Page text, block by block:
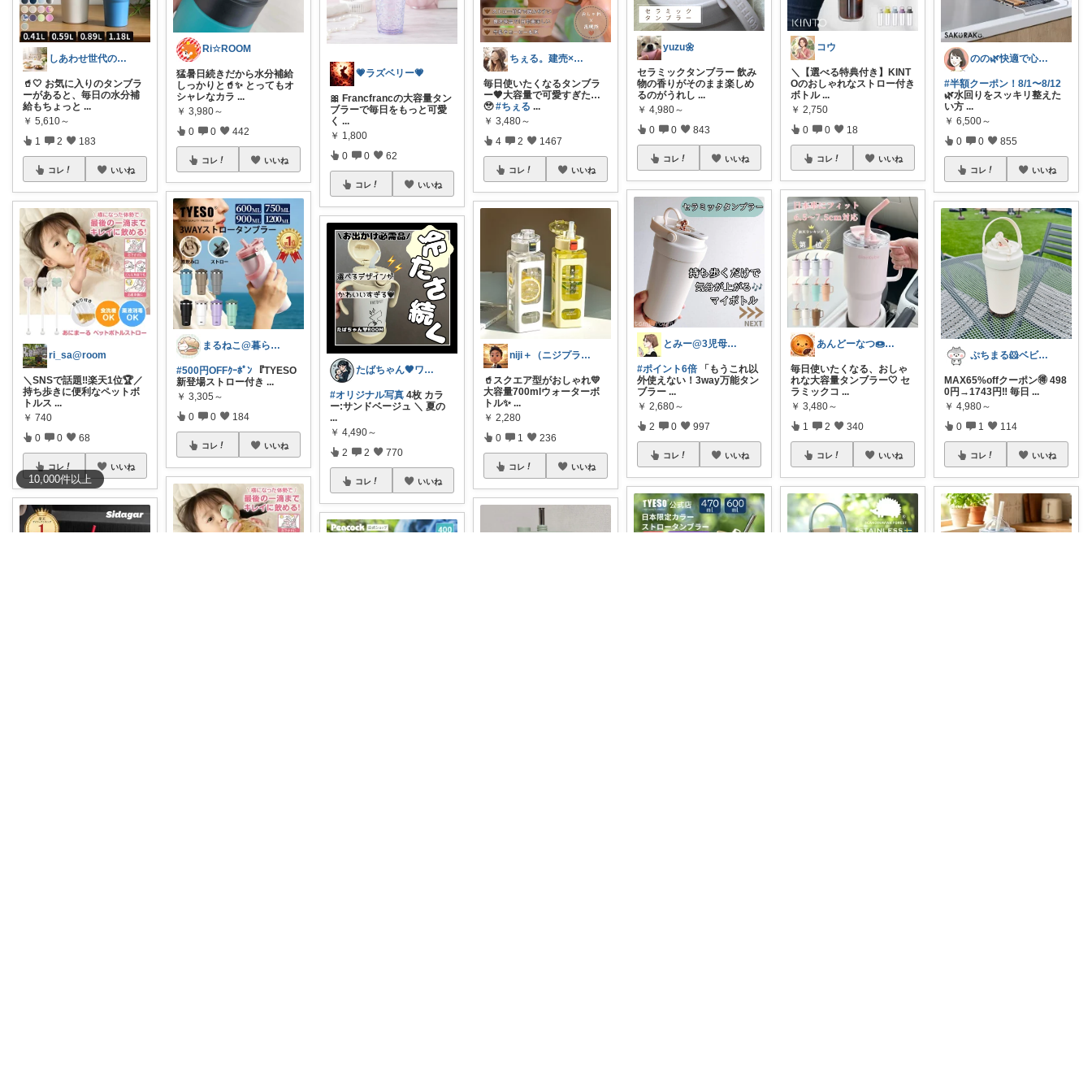
10,000件以上
しあわせ世代のおすすめ便
🥤🤍 お気に入りのタンブラ
ーがあると、毎日の水分補
給もちょっと ...
￥ 5,610～
1 2 183
コレ いいね
ri_sa@room
＼SNSで話題‼️楽天1位🏆／
持ち歩きに便利なペットボ
トルス ...
￥ 740
0 0 68
コレ いいね
Ri☆ROOM
猛暑日続きだから水分補給
しっかりと🥤✨ とってもオ
シャレなカラ ...
￥ 3,980～
0 0 442
コレ いいね
まるねこ@暮らしと子育て🐈️🌸
#500円OFFｸｰﾎﾟﾝ 『TYESO
新登場ストロー付き...
￥ 3,305～
0 0 184
コレ いいね
💗ラズベリー💗
🎀 Francfrancの大容量タン
ブラーで毎日をもっと可愛
く ...
￥ 1,800
0 0 62
コレ いいね
たばちゃん🖤ワンオペママ👶⌇朝コレ
#オリジナル写真 4枚 カラ
ー:サンドベージュ ＼ 夏の
...
￥ 4,490～
2 2 770
コレ いいね
ちぇる。建売×暖色お家づくり
毎日使いたくなるタンブラ
ー🤎大容量で可愛すぎた…
🥹#ちぇる ...
￥ 3,480～
4 2 1467
コレ いいね
niji＋（ニジプラス）感謝しています
🥤スクエア型がおしゃれ💛
大容量700mlウォーターボ
トル✨...
￥ 2,280
0 1 236
コレ いいね
yuzu🌼
セラミックタンブラー 飲み
物の香りがそのまま楽しめ
るのがうれし ...
￥ 4,980～
0 0 843
コレ いいね
とみー@3児母の部屋⭐️
#ポイント6倍 「もうこれ以
外使えない！3way万能タン
ブラー ...
￥ 2,680～
2 0 997
コレ いいね
コウ
​＼【選べる特典付き】KINT
Oのおしゃれなストロー付き
ボトル ...
￥ 2,750
0 0 18
コレ いいね
あんどーなつ🍩 毎日楽しくご機嫌に
毎日使いたくなる、おしゃ
れな大容量タンブラー🤍 セ
ラミックコ ...
￥ 3,480～
1 2 340
コレ いいね
のの🌿快適で心地よい暮らし♡
#半額クーポン！8/1〜8/12
🌿水回りをスッキリ整えた
い方 ...
￥ 6,500～
0 0 855
コレ いいね
ぷちまる🐹ベビー子供服♡
MAX65%offクーポン🉐 498
0円→1743円‼️ 毎日 ...
￥ 4,980～
0 1 114
コレ いいね